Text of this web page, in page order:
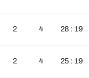
2 4 28 : 19
2 4 25 : 19